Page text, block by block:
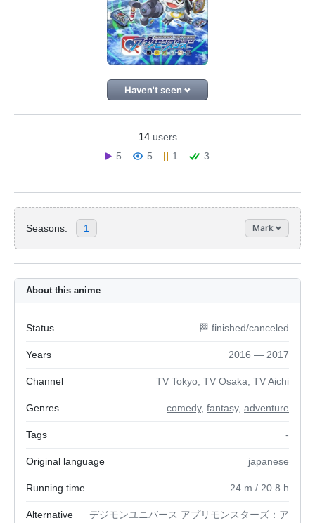
Haven't seen
14 users
5
5 1 3
Seasons: 1 Mark
About this anime
Status 🏁 finished/canceled
Years 2016 — 2017
Channel TV Tokyo, TV Osaka, TV Aichi
Genres comedy, fantasy, adventure
Tags -
Original language japanese
Running time 24 m / 20.8 h
Alternative
デジモンユニバース アプリモンスターズ：ア